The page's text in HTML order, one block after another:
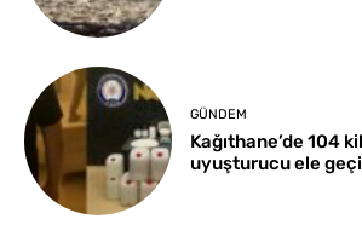
GÜNDEM
Kağıthane’de 104
uyuşturucu ele